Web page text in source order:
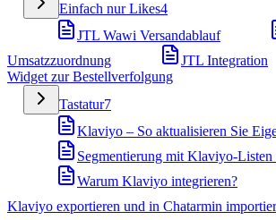
Einfach nur Likes4
JTL Wawi Versandablauf
Umsatzzuordnung
JTL Integration
Widget zur Bestellverfolgung
Tastatur7
Klaviyo – So aktualisieren Sie
Segmentierung mit Klaviyo-Listen
Warum Klaviyo integrieren?
Klaviyo exportieren und in Chatarmin